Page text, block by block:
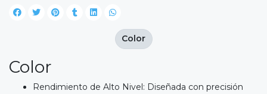
Color
Rendimiento de Alto Nivel: Diseñada con precisión
Color